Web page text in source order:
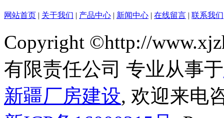
网站首页 | 关于我们 | 产品中心 | 新闻中心 | 在线留言 | 联系我们
Copyright ©http://
有限责任公司 专业从事于
新疆厂房建设, 欢迎来电